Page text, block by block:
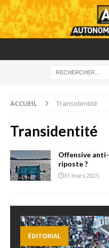
ACCUEIL Transidentité
Transidentité
Offensive
riposte ?
31 mars 2025
ÉDITORIAL